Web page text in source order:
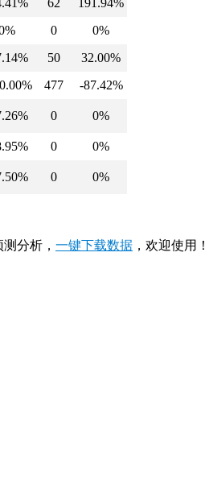
0
0%
50
32.00%
477 -87.42%
0 0%
0 0%
0 0%
分析， 一键下载数据 ，欢迎使用！